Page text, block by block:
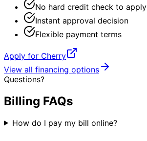
No hard credit check to apply
Instant approval decision
Flexible payment terms
Apply for Cherry
View all financing options
Questions?
Billing FAQs
How do I pay my bill online?